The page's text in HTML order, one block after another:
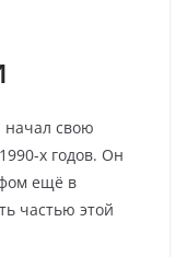
начал свою
х годов. Он
ещё в
частью этой